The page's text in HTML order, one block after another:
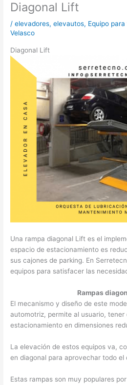
Diagonal Lift
/elevadores,elevautos, Equipo
Velasco
Diagonal Lift
Una rampa diagonal Lift es el
espacio de estacionamiento es
sus cajones de parking. En
equipos para satisfacer las
Rampas
El mecanismo y diseño de este
automotriz, permite al usuario, tener
estacionamiento en dimensiones
La elevación de estos equipos va,
en diagonal para aprovechar todo el
Estas rampas son muy populares